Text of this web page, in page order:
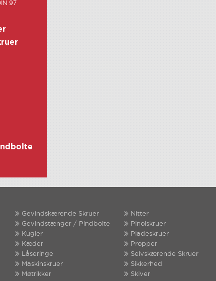
97
Gevindskærende Skruer
Gevindstænger / Pindbolte
Kugler
Kæder
Låseringe
Maskinskruer
Møtrikker
Nitter
Pinolskruer
Pladeskruer
Propper
Selvskærende Skruer
Sikkerhed
Skiver